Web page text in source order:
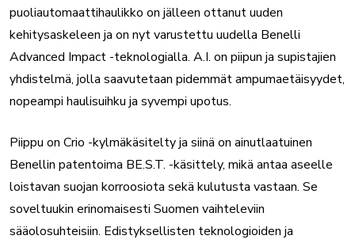
puoliautomaattihaulikko on jälleen ottanut uuden
kehitysaskeleen ja on nyt varustettu uudella Benelli
Advanced Impact -teknologialla. A.I. on piipun ja supistajien
yhdistelmä, jolla saavutetaan pidemmät ampumaetäisyydet,
nopeampi haulisuihku ja syvempi upotus.
Piippu on Crio -kylmäkäsitelty ja siinä on ainutlaatuinen
Benellin patentoima BE.S.T. -käsittely, mikä antaa aseelle
loistavan suojan korroosiota sekä kulutusta vastaan. Se
soveltuukin erinomaisesti Suomen vaihteleviin
sääolosuhteisiin. Edistyksellisten teknologioiden ja